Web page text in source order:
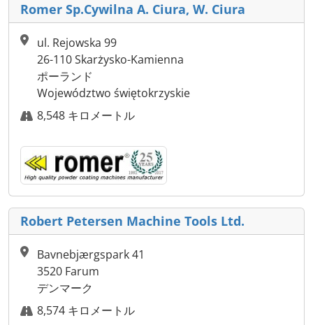
Romer Sp.Cywilna A. Ciura, W. Ciura
ul. Rejowska 99
26-110 Skarżysko-Kamienna
ポーランド
Województwo świętokrzyskie
8,548 キロメートル
Robert Petersen Machine Tools Ltd.
Bavnebjærgspark 41
3520 Farum
デンマーク
8,574 キロメートル